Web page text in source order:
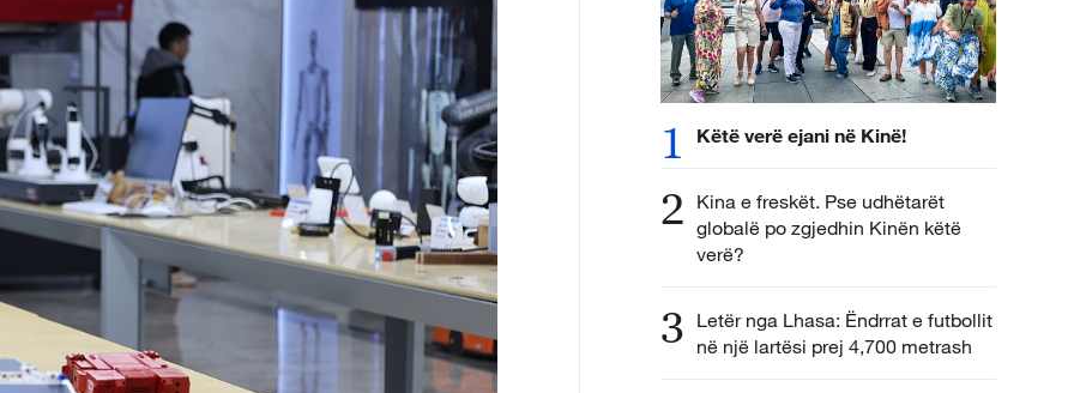
1 Këtë verë ejani në Kinë!
2 Kina e freskët. Pse udhëtarët
globalë po zgjedhin Kinën këtë
verë?
3 Letër nga Lhasa: Ëndrrat e futbollit
në një lartësi prej 4,700 metrash